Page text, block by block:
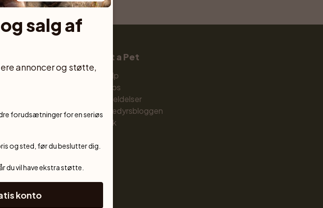
Katteracer
Købe hund
Hvalpe til salg
Mellemstore hunderacer
Get a Pet
Hjælp
Om os
Anmeldelser
Kæledyrsbloggen
Butik
salg af
annoncer og støtte,
forudsætninger for en seriøs
og sted, før du beslutter dig.
du vil have ekstra støtte.
konto